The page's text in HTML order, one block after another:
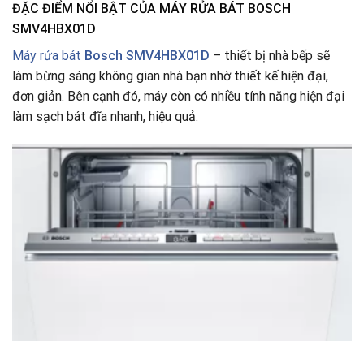
ĐẶC ĐIỂM NỔI BẬT CỦA MÁY RỬA BÁT BOSCH
SMV4HBX01D
Máy rửa bát Bosch SMV4HBX01D – thiết bị nhà bếp sẽ
làm bừng sáng không gian nhà bạn nhờ thiết kế hiện đại,
đơn giản. Bên cạnh đó, máy còn có nhiều tính năng hiện đại
làm sạch bát đĩa nhanh, hiệu quả.